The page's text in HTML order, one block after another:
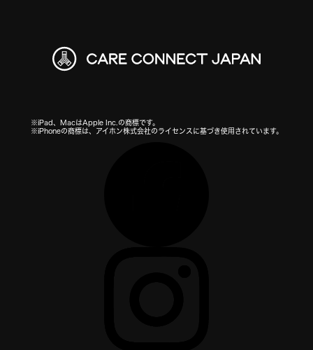
※iPad、MacはApple Inc.の商標です。
※iPhoneの商標は、アイホン株式会社のライセンスに基づき使用されています。